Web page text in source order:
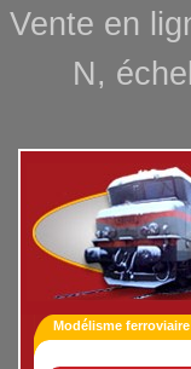
Vente en
N,
Modélisme